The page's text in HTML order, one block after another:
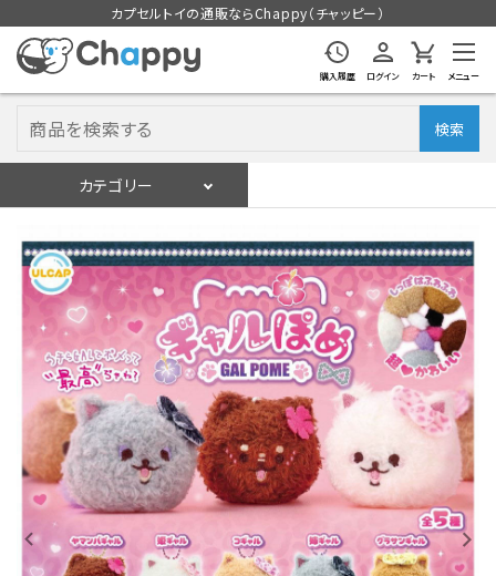
カプセルトイの通販ならChappy（チャッピー）
購入履歴 ログイン カート メニュー
検索
カテゴリー
ログイン 会員登録
入荷スケジュールをチェック
カプセルトイマシン本体
カプセルトイ
販促用空カプセル
レンタル